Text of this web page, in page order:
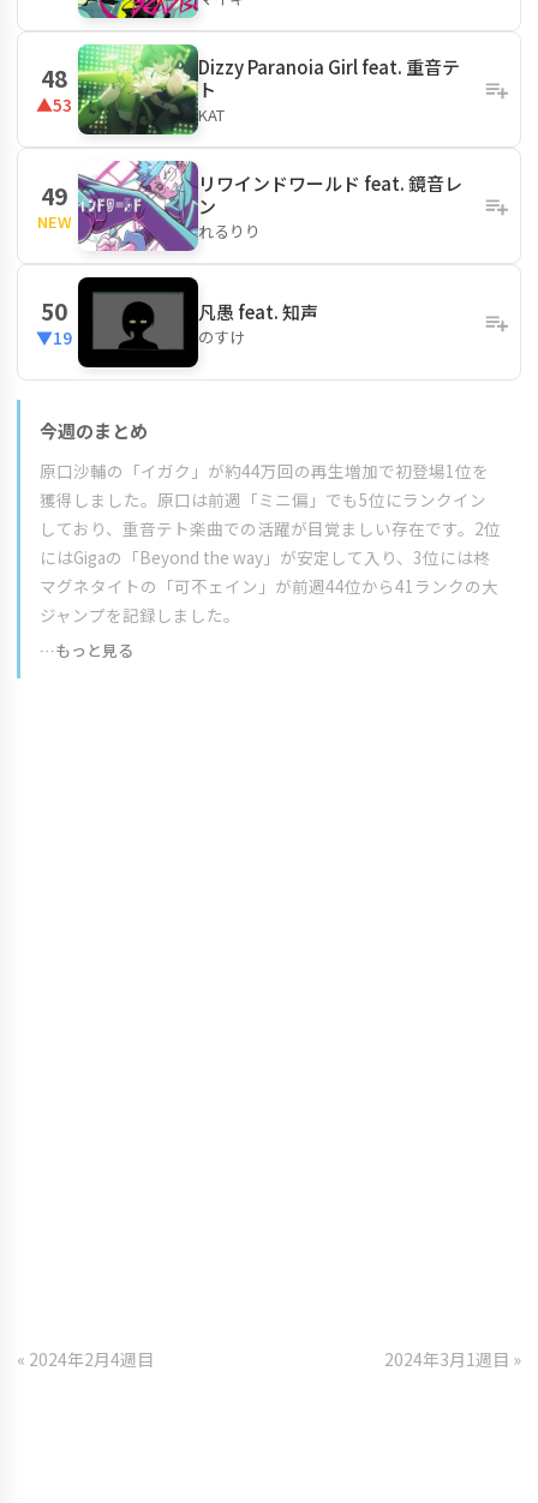
48
▲53
Dizzy Paranoia Girl feat. 重音テ
ト
KAT
49
NEW
リワインドワールド feat. 鏡音レ
ン
れるりり
50
▼19
凡愚 feat. 知声
のすけ
今週のまとめ
原口沙輔の「イガク」が約44万回の再生増加で初登場1位を
獲得しました。原口は前週「ミニ偏」でも5位にランクイン
しており、重音テト楽曲での活躍が目覚ましい存在です。2位
にはGigaの「Beyond the way」が安定して入り、3位には柊
マグネタイトの「可不ェイン」が前週44位から41ランクの大
ジャンプを記録しました。
…もっと見る
« 2024年2月4週目 2024年3月1週目 »